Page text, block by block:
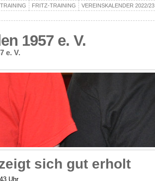
FRITZ-TRAINING VEREINSKALENDER 2022/23
1957 e. V.
e. V.
sich gut erholt
Uhr